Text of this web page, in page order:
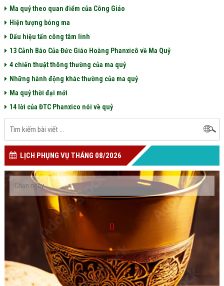
Ma quỷ theo quan điểm của Công Giáo
Hiện tượng bóng ma
Dấu hiệu tấn công tâm linh
13 Cảnh Báo Của Đức Giáo Hoàng Phanxicô về Ma Quỷ
4 chiến thuật thông thường của ma quỷ
Những hành động khác thường của ma quỷ
Ma quỷ thời đại mới
14 lời của ĐTC Phanxico nói về quỷ
LỊCH PHỤNG VỤ THÁNG 08/2026
()